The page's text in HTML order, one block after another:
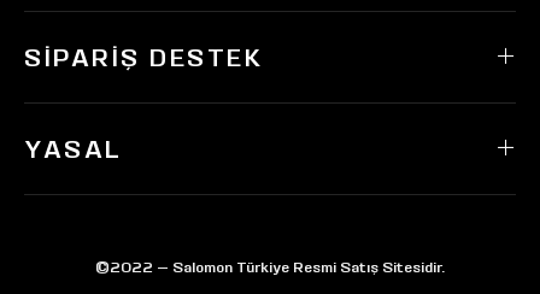
SIPARIŞ DESTEK
YASAL
©2022 — Salomon Türkiye Resmi Satış Sitesidir.